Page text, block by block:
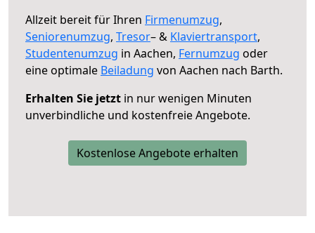
Allzeit bereit für Ihren Firmenumzug,
Seniorenumzug, Tresor– & Klaviertransport,
Studentenumzug in Aachen, Fernumzug oder
eine optimale Beiladung von Aachen nach Barth.
Erhalten Sie jetzt in nur wenigen Minuten
unverbindliche und kostenfreie Angebote.
Kostenlose Angebote erhalten